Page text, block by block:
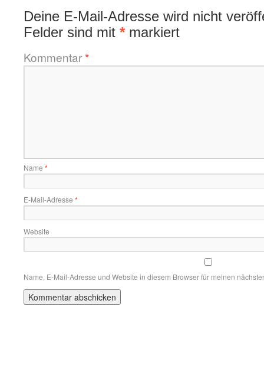
Deine E-Mail-Adresse wird nicht
Felder sind mit * markiert
Kommentar*
Name *
E-Mail-Adresse *
Website
Name, E-Mail-Adresse und Website in diesem Browser für meinen